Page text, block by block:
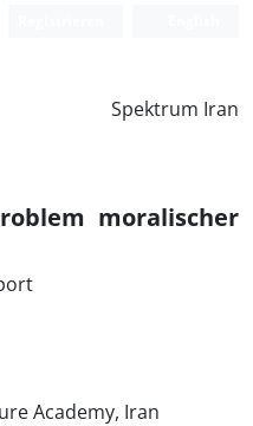
Spektrum Iran
moralischer
Academy, Iran